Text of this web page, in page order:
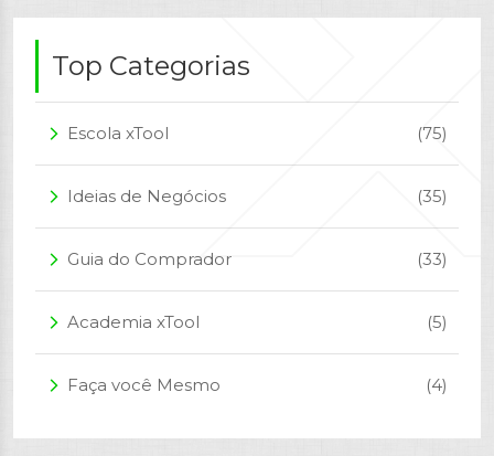
Top Categorias
arrow_forward_ios Escola xTool (75)
arrow_forward_ios Ideias de Negócios (35)
arrow_forward_ios Guia do Comprador (33)
arrow_forward_ios Academia xTool (5)
arrow_forward_ios Faça você Mesmo (4)